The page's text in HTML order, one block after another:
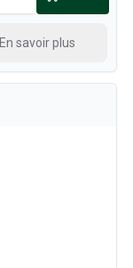
En savoir plus